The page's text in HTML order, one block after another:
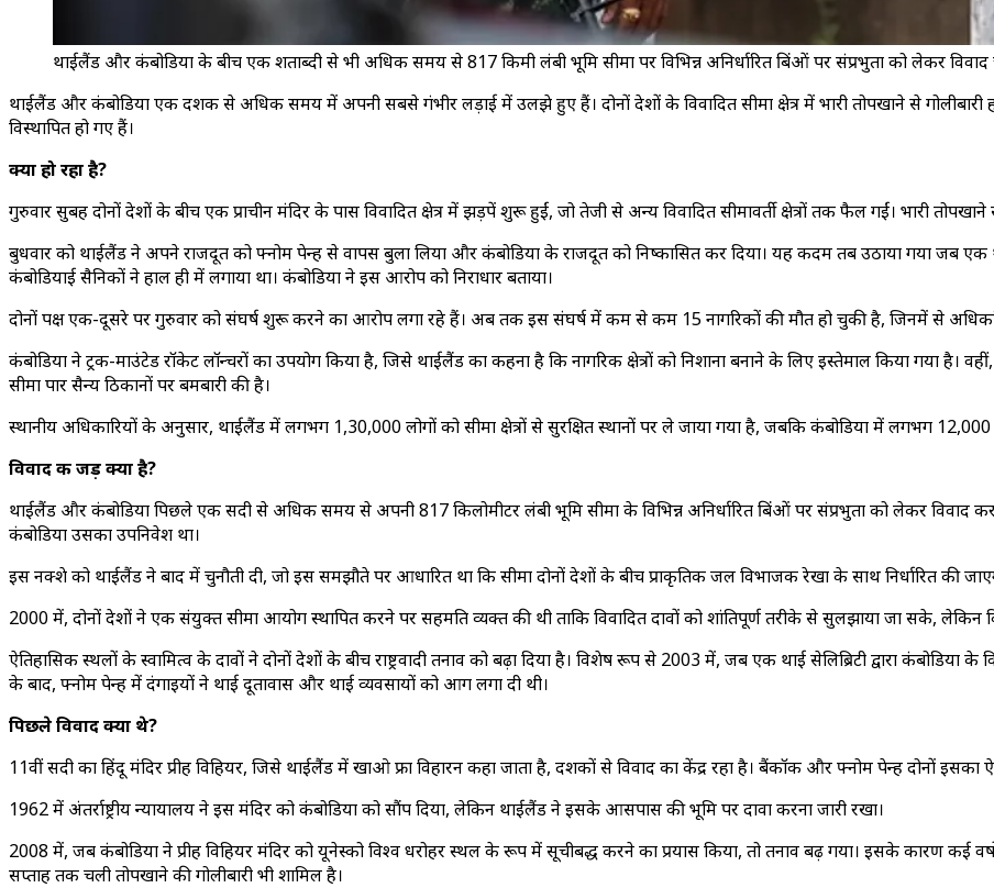
थाईलैंड और कंबोडिया के बीच एक शताब्दी से भी अधिक समय से 817 किमी लंबी भूमि सीमा पर विभिन्न अनिर्धारित बिंदुओं पर संप्रभुता को लेकर
थाईलैंड और कंबोडिया एक दशक से अधिक समय में अपनी सबसे गंभीर लड़ाई में उलझे हुए हैं। दोनों देशों के विवादित सीमा क्षेत्र में भारी तोपखाने से
विस्थापित हो गए हैं।
क्या हो रहा है?
गुरुवार सुबह दोनों देशों के बीच एक प्राचीन मंदिर के पास विवादित क्षेत्र में झड़पें शुरू हुईं, जो तेजी से अन्य विवादित सीमावर्ती क्षेत्रों तक फैल गईं। भारी तोपखाने
बुधवार को थाईलैंड ने अपने राजदूत को फ्नोम पेन्ह से वापस बुला लिया और कंबोडिया के राजदूत को निष्कासित कर दिया। यह कदम तब उठाया गया जब
कंबोडियाई सैनिकों ने हाल ही में लगाया था। कंबोडिया ने इस आरोप को निराधार बताया।
दोनों पक्ष एक-दूसरे पर गुरुवार को संघर्ष शुरू करने का आरोप लगा रहे हैं। अब तक इस संघर्ष में कम से कम 15 नागरिकों की मौत हो चुकी है, जिनमें से
कंबोडिया ने ट्रक-माउंटेड रॉकेट लॉन्चरों का उपयोग किया है, जिसे थाईलैंड का कहना है कि नागरिक क्षेत्रों को निशाना बनाने के लिए इस्तेमाल किया गया है।
सीमा पार सैन्य ठिकानों पर बमबारी की है।
स्थानीय अधिकारियों के अनुसार, थाईलैंड में लगभग 1,30,000 लोगों को सीमा क्षेत्रों से सुरक्षित स्थानों पर ले जाया गया है, जबकि कंबोडिया में लगभग 12,000
विवाद की जड़ क्या है?
थाईलैंड और कंबोडिया पिछले एक सदी से अधिक समय से अपनी 817 किलोमीटर लंबी भूमि सीमा के विभिन्न अनिर्धारित बिंदुओं पर संप्रभुता को लेकर विवाद
कंबोडिया उसका उपनिवेश था।
इस नक्शे को थाईलैंड ने बाद में चुनौती दी, जो इस समझौते पर आधारित था कि सीमा दोनों देशों के बीच प्राकृतिक जल विभाजक रेखा के साथ निर्धारित की
2000 में, दोनों देशों ने एक संयुक्त सीमा आयोग स्थापित करने पर सहमति व्यक्त की थी ताकि विवादित दावों को शांतिपूर्ण तरीके से सुलझाया जा सके, लेकिन
ऐतिहासिक स्थलों के स्वामित्व के दावों ने दोनों देशों के बीच राष्ट्रवादी तनाव को बढ़ा दिया है। विशेष रूप से 2003 में, जब एक थाई सेलिब्रिटी द्वारा
के बाद, फ्नोम पेन्ह में दंगाइयों ने थाई दूतावास और थाई व्यवसायों को आग लगा दी थी।
पिछले विवाद क्या थे?
11वीं सदी का हिंदू मंदिर प्रीह विहियर, जिसे थाईलैंड में खाओ फ्रा विहारन कहा जाता है, दशकों से विवाद का केंद्र रहा है। बैंकॉक और फ्नोम पेन्ह दोनों इसका
1962 में अंतर्राष्ट्रीय न्यायालय ने इस मंदिर को कंबोडिया को सौंप दिया, लेकिन थाईलैंड ने इसके आसपास की भूमि पर दावा करना जारी रखा।
2008 में, जब कंबोडिया ने प्रीह विहियर मंदिर को यूनेस्को विश्व धरोहर स्थल के रूप में सूचीबद्ध करने का प्रयास किया, तो तनाव बढ़ गया। इसके कारण कई
सप्ताह तक चली तोपखाने की गोलीबारी भी शामिल है।